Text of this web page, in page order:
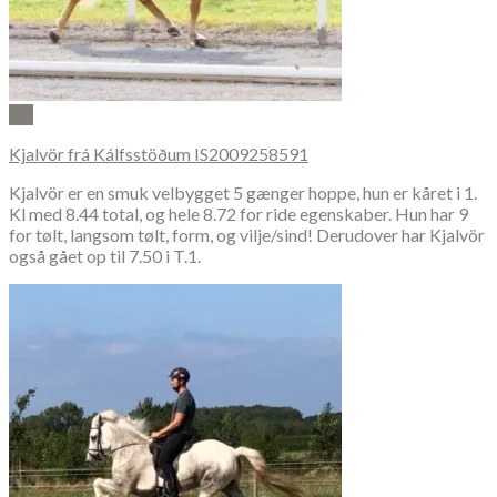
Kjalvör frá Kálfsstöðum IS2009258591
Kjalvör er en smuk velbygget 5 gænger hoppe, hun er kåret i 1.
Kl med 8.44 total, og hele 8.72 for ride egenskaber. Hun har 9
for tølt, langsom tølt, form, og vilje/sind! Derudover har Kjalvör
også gået op til 7.50 i T.1.